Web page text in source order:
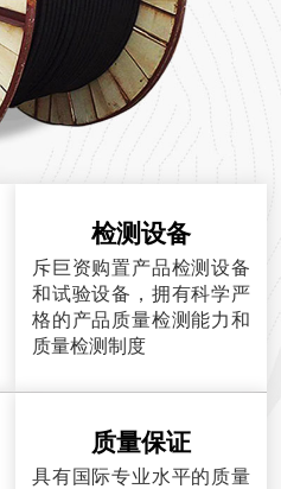
检测设备
斥巨资购置产品检测设备
和试验设备，拥有科学严
格的产品质量检测能力和
质量检测制度
质量保证
具有国际专业水平的质量